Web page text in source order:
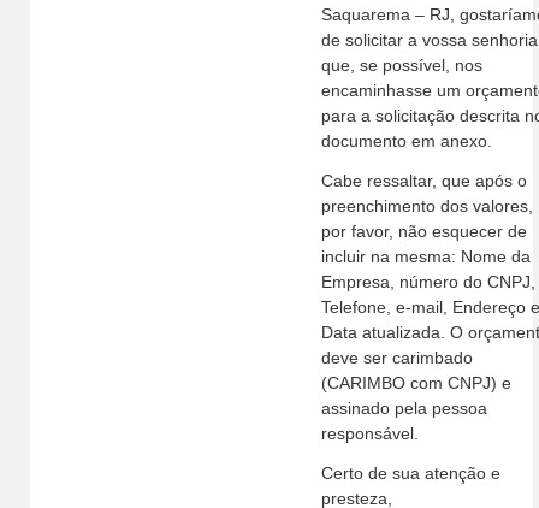
Saquarema – RJ,
de solicitar a vossa senhoria
que, se possível, nos
encaminhasse um
para a solicitação descrita
documento em anexo.
Cabe ressaltar, que após o
preenchimento dos valores,
por favor, não esquecer de
incluir na mesma: Nome da
Empresa, número do CNPJ,
Telefone, e-mail, Endereço e
Data atualizada. O
deve ser carimbado
(CARIMBO com CNPJ) e
assinado pela pessoa
responsável.
Certo de sua atenção e
presteza,